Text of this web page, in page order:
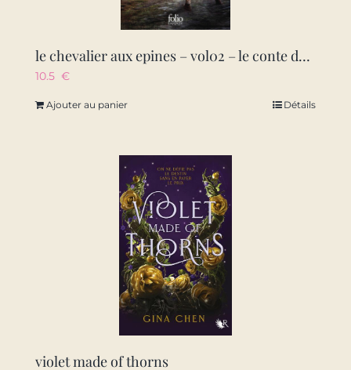
le chevalier aux epines – vol02 – le conte de l’assassin
10.5 €
Ajouter au panier Détails
violet made of thorns